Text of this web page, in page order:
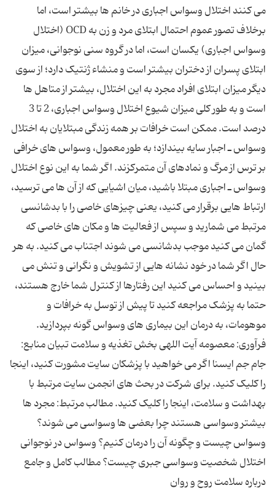
می ‌کنند اختلال وسواس اجباری در خانم‌ ها بیشتر است، اما
برخلاف تصور عموم احتمال ابتلای مرد و زن به OCD (اختلال
وسواس اجباری) یکسان است، اما در گروه سنی نوجوانی، میزان
ابتلای پسران از دختران بیشتر است و منشاء ژنتیک دارد؛ از سوی
دیگر میزان ابتلای افراد مجرد به این اختلال، بیشتر از متاهل‌ ها
است و به طور کلی میزان شیوع اختلال وسواس اجباری، 2 تا 3
درصد است. ممکن است خرافات بر همه زندگی مبتلایان به اختلال
وسواس ـ اجبار سایه بیندازد؛ به طور معمول، وسواس ‌های خرافی
بر ترس از مرگ و نمادهای آن متمرکزند. اگر شما به این نوع اختلال
وسواس ـ اجباری مبتلا باشید، میان اشیایی که از آن ها می ‌ترسید،
ارتباط‌ هایی برقرار می‌ کنید، یعنی چیزهای خاصی را با بدشانسی
مرتبط می ‌شمارید و سپس از فعالیت ‌ها و مکان‌ های خاصی که
گمان می‌ کنید موجب بدشانسی می ‌شوند اجتناب می ‌کنید. به هر
حال اگر شما در خود نشانه‌ هایی از تشویش و نگرانی و تنش می
‌بینید و احساس می ‌کنید این رفتارها از کنترل شما خارج هستند،
حتما به پزشک مراجعه کنید تا پیش از توسل به خرافات و
موهومات، به درمان این بیماری ‌های وسواس ‌گونه بپردازید.
فرآوری: معصومه آیت اللهی بخش تغذیه و سلامت تبیان منابع:
جام جم ایسنا اگر می خواهید با پزشکان سایت مشورت کنید، اینجا
را کلیک کنید. برای شرکت در بحث های انجمن سایت مرتبط با
بهداشت و سلامت، اینجا را کلیک کنید. مطالب مرتبط: مجرد ها
بیشتر وسواسی هستند چرا بعضی ‌ها وسواسی می‌ شوند؟
وسواس چیست و چگونه آن را درمان كنیم؟ وسواس در نوجوانی
اختلال شخصیت وسواسى جبرى چیست؟ مطالب کامل و جامع
درباره سلامت روح و روان